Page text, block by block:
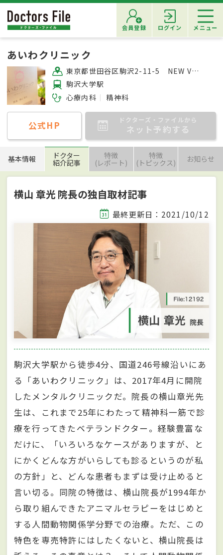
会員登録 ログイン メニュー
あいわクリニック
東京都世田谷区駒沢2-11-5 NEW VALUE駒沢ビル6F
駒沢大学駅
心療内科
精神科
公式HP ドクターズ・ファイルから
ネット予約する
基本情報 ドクター
紹介記事
特徴
(レポート)
特徴
(トピックス) お知らせ
横山 章光 院長の独自取材記事
最終更新日：2021/10/12
駒沢大学駅から徒歩4分、国道246号線沿いにあ
る「あいわクリニック」は、2017年4月に開院
したメンタルクリニックだ。院長の横山章光先
生は、これまで25年にわたって精神科一筋で診
療を行ってきたベテランドクター。経験豊富な
だけに、「いろいろなケースがありますが、と
にかくどんな方がいらしても診るというのが私
の方針」と、どんな患者もまずは受け止めると
言い切る。同院の特徴は、横山院長が1994年か
ら取り組んできたアニマルセラピーをはじめと
する人間動物関係学分野での治療。ただ、この
特色を専売特許にはしたくないと、横山院長は